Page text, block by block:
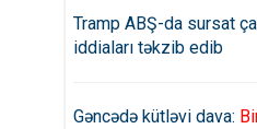
Tramp ABŞ-da sursat
iddiaları təkzib edib
Gəncədə kütləvi dava: